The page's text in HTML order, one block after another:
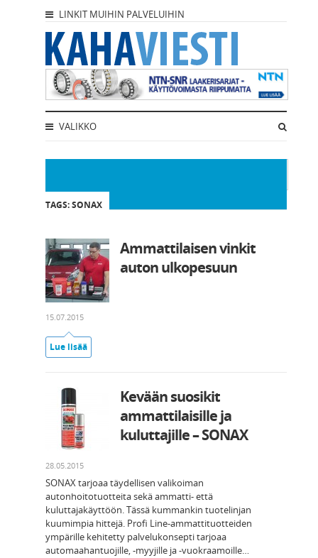
LINKIT MUIHIN PALVELUIHIN
VALIKKO
TAGS: SONAX
Ammattilaisen vinkit
auton ulkopesuun
15.07.2015
Lue lisää
Kevään suosikit
ammattilaisille ja
kuluttajille – SONAX
28.05.2015
SONAX tarjoaa täydellisen valikoiman
autonhoitotuotteita sekä ammatti- että
kuluttajakäyttöön. Tässä kummankin tuotelinjan
kuumimpia hittejä. Profi Line-ammattituotteiden
ympärille kehitetty palvelukonsepti tarjoaa
automaahantuojille, -myyjille ja -vuokraamoille…